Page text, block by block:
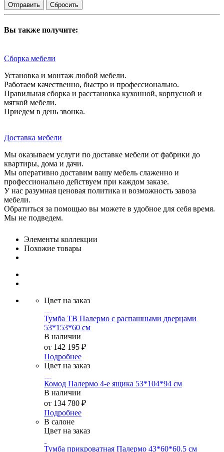
Сбросить
Вы также получите:
Сборка мебели
Установка и монтаж любой мебели.
Работаем качественно, быстро и профессионально.
Правильная сборка и расстановка кухонной, корпусной и
мягкой мебели.
Приедем в день звонка.
Доставка мебели
Мы оказываем услуги по доставке мебели от фабрики до
квартиры, дома и дачи.
Мы оперативно доставим вашу мебель слаженно и
профессионально действуем при каждом заказе.
У нас разумная ценовая политика и возможность завоза
мебели.
Обратиться за помощью вы можете в удобное для себя время.
Мы не подведем.
Элементы коллекции
Похожие товары
Цвет на заказ
Тумба ТВ Палермо с распашными дверцами
53*153*60 см
В наличии
от 142 195 ₽
Подробнее
Цвет на заказ
Комод Палермо 4-е ящика 53*104*94 см
В наличии
от 134 780 ₽
Подробнее
В салоне
Цвет на заказ
Тумба прикроватная Палермо 43*60*60.5 см